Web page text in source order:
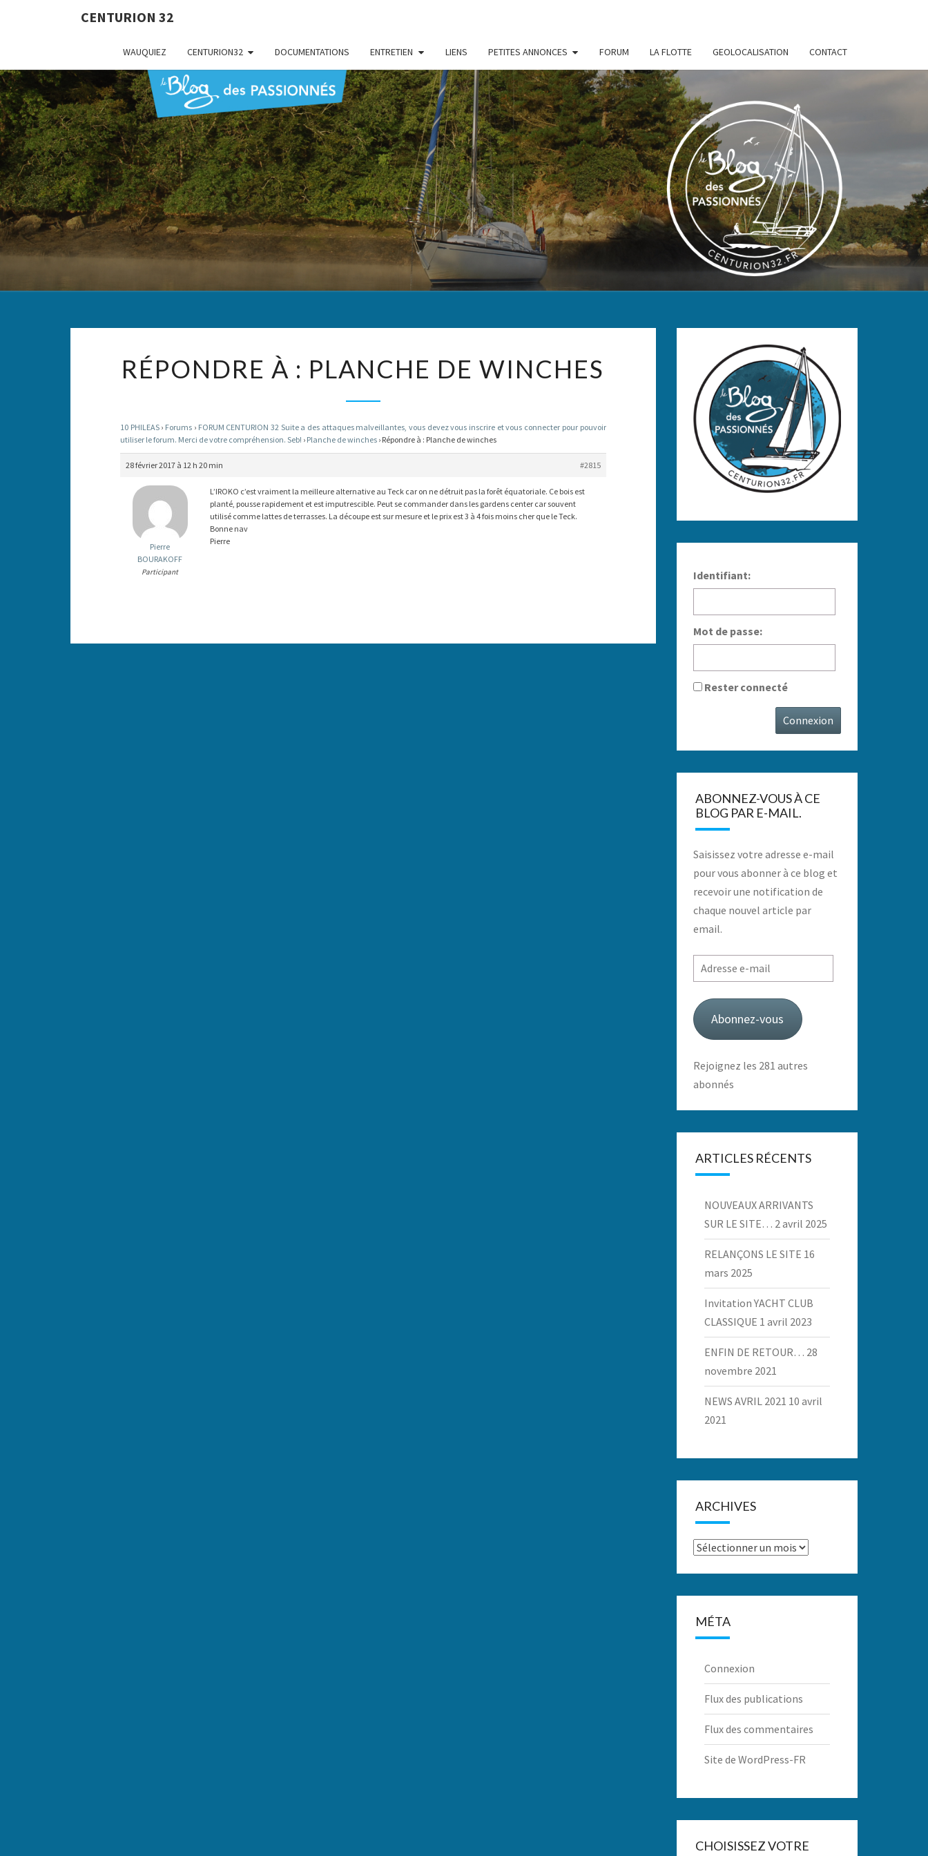
CENTURION 32
WAUQUIEZ CENTURION32 DOCUMENTATIONS ENTRETIEN LIENS PETITES ANNONCES FORUM LA FLOTTE GEOLOCALISATION CONTACT
CENTURION
32
Le Blog
Des
Passionnés
À :
WINCHES
RÉPONDRE À : PLANCHE DE WINCHES
10 PHILEAS › Forums › FORUM CENTURION 32 Suite a des attaques malveillantes, vous devez vous inscrire et vous connecter pour pouvoir
utiliser le forum. Merci de votre compréhension. Seb! › Planche de winches › Répondre à : Planche de winches
28 février 2017 à 12 h 20 min #2815
Pierre
BOURAKOFF
Participant
L’IROKO c’est vraiment la meilleure alternative au Teck car on ne détruit pas la forêt équatoriale. Ce bois est
planté, pousse rapidement et est imputrescible. Peut se commander dans les gardens center car souvent
utilisé comme lattes de terrasses. La découpe est sur mesure et le prix est 3 à 4 fois moins cher que le Teck.
Bonne nav
Pierre
Identifiant:
Mot de passe:
Rester connecté
Connexion
ABONNEZ-VOUS À CE
BLOG PAR E-MAIL.
Saisissez votre adresse e-mail
pour vous abonner à ce blog et
recevoir une notification de
chaque nouvel article par
email.
Adresse
e-
mail
Abonnez-vous
Rejoignez les 281 autres
abonnés
ARTICLES RÉCENTS
NOUVEAUX ARRIVANTS
SUR LE SITE… 2 avril 2025
RELANÇONS LE SITE 16
mars 2025
Invitation YACHT CLUB
CLASSIQUE 1 avril 2023
ENFIN DE RETOUR… 28
novembre 2021
NEWS AVRIL 2021 10 avril
2021
ARCHIVES
Archives
MÉTA
Connexion
Flux des publications
Flux des commentaires
Site de WordPress-FR
CHOISISSEZ VOTRE